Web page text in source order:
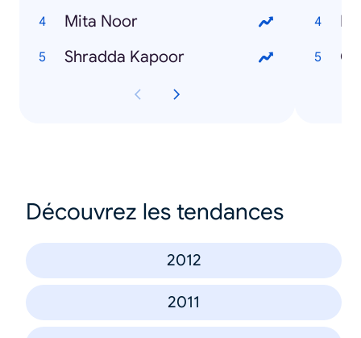
Mita Noor
Shradda Kapoor
Découvrez les tendances
2012
2011